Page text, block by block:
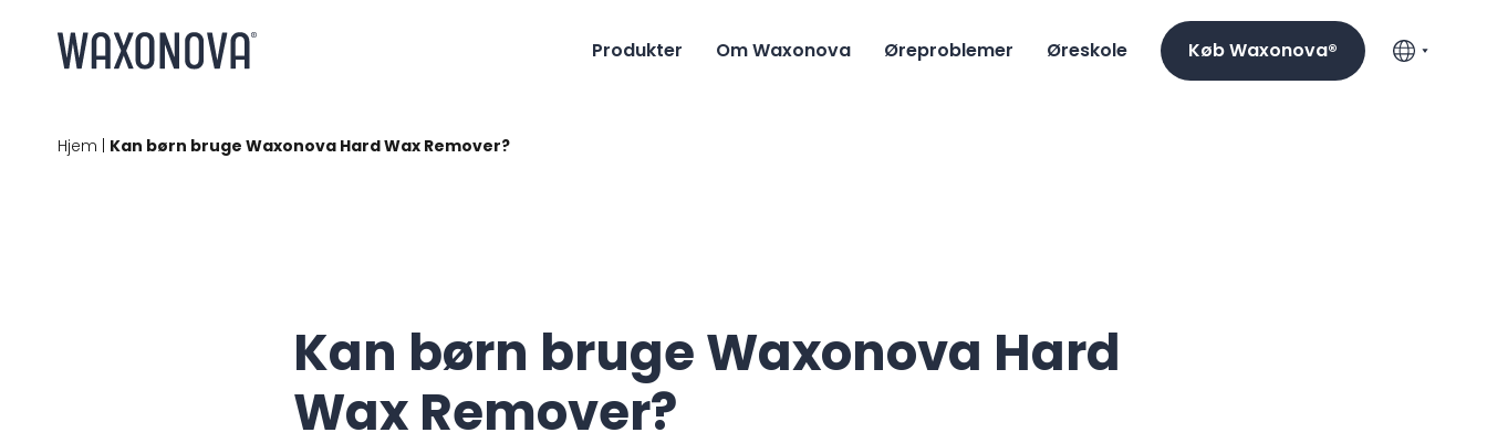
Produkter Om Waxonova Øreproblemer Øreskole Køb Waxonova®
Hjem Kan børn bruge Waxonova Hard Wax Remover?
Kan børn bruge Waxonova Hard
Wax Remover?